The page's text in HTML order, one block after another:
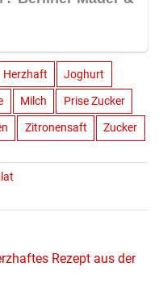
Herzhaft Joghurt
Milch Prise Zucker
Zitronensaft Zucker
Rezept aus der